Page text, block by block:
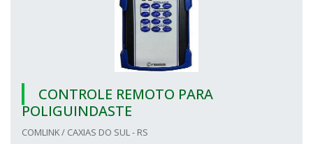
CONTROLE REMOTO PARA
POLIGUINDASTE
COMLINK / CAXIAS DO SUL - RS